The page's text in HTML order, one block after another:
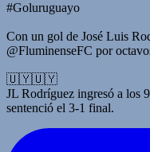
#Goluruguayo
Con un gol de José Luis
@FluminenseFC por
🇺🇾🇺🇾
JL Rodríguez ingresó a los
sentenció el 3-1 final.